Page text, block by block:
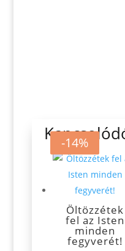
Öltözzétek
fel az Isten
minden
fegyverét!
-30%
-14%